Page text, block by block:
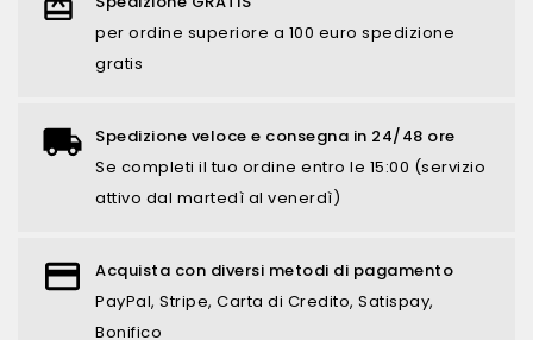
per ordine superiore a 100 euro spedizione
gratis
Spedizione veloce e consegna in 24/48 ore
Se completi il tuo ordine entro le 15:00 (servizio
attivo dal martedì al venerdì)
Acquista con diversi metodi di pagamento
PayPal, Stripe, Carta di Credito, Satispay,
Bonifico